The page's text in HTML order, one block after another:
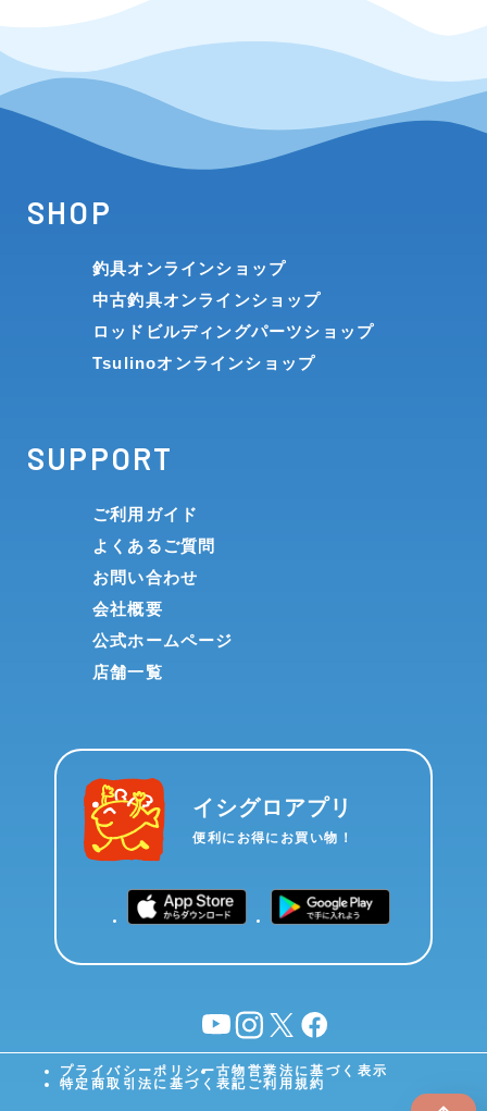
SHOP
釣具オンラインショップ
中古釣具オンラインショップ
ロッドビルディングパーツショップ
Tsulinoオンラインショップ
SUPPORT
ご利用ガイド
よくあるご質問
お問い合わせ
会社概要
公式ホームページ
店舗一覧
イシグロアプリ
便利にお得にお買い物！
YouTubeinstagram
X facebook
プライバシーポリシー古物営業法に基づく表示
特定商取引法に基づく表記 ご利用規約